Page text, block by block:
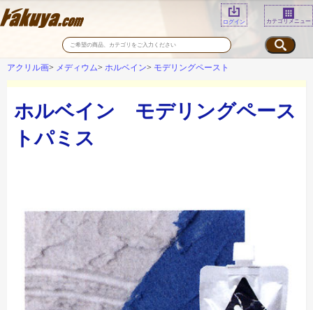
ログイン カテゴリメニュー
アクリル画 メディウム ホルベイン モデリングペースト
ホルベイン モデリングペース
トパミス